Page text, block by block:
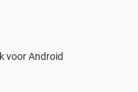
voor Android